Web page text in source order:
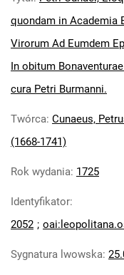
quondam in Academia
Virorum Ad Eumdem
In obitum
cura Petri Burmanni.
Twórca: Cunaeus,
(1668-1741)
Rok wydania: 1725
Identyfikator:
2052 ;
Sygnatura lwowska: